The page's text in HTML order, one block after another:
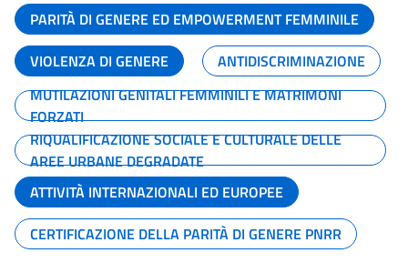
PARITÀ DI GENERE ED EMPOWERMENT FEMMINILE
VIOLENZA DI GENERE
ANTIDISCRIMINAZIONE
MUTILAZIONI GENITALI FEMMINILI E MATRIMONI
FORZATI
RIQUALIFICAZIONE SOCIALE E CULTURALE DELLE
AREE URBANE DEGRADATE
ATTIVITÀ INTERNAZIONALI ED EUROPEE
CERTIFICAZIONE DELLA PARITÀ DI GENERE PNRR